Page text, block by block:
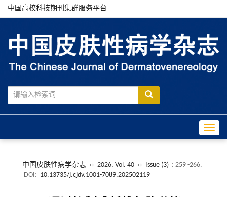
中国高校科技期刊集群服务平台
中国皮肤性病学杂志 ›› 2026, Vol. 40 ›› Issue (3) : 259 -266.
DOI: 10.13735/j.cjdv.1001-7089.202502119